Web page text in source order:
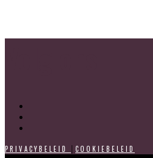
PRIVACYBELEID | COOKIEBELEID